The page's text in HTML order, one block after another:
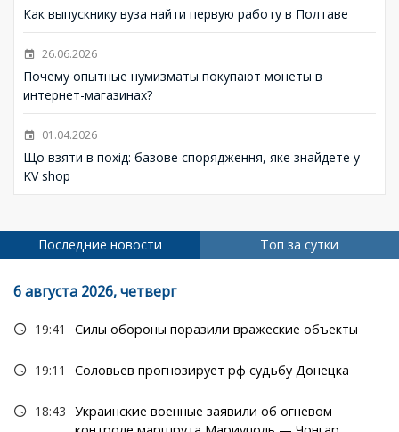
Как выпускнику вуза найти первую работу в Полтаве
26.06.2026
Почему опытные нумизматы покупают монеты в
интернет-магазинах?
01.04.2026
Що взяти в похід: базове спорядження, яке знайдете у
KV shop
Последние новости Топ за сутки
6 августа 2026, четверг
19:41 Силы обороны поразили вражеские объекты
19:11 Соловьев прогнозирует рф судьбу Донецка
18:43 Украинские военные заявили об огневом